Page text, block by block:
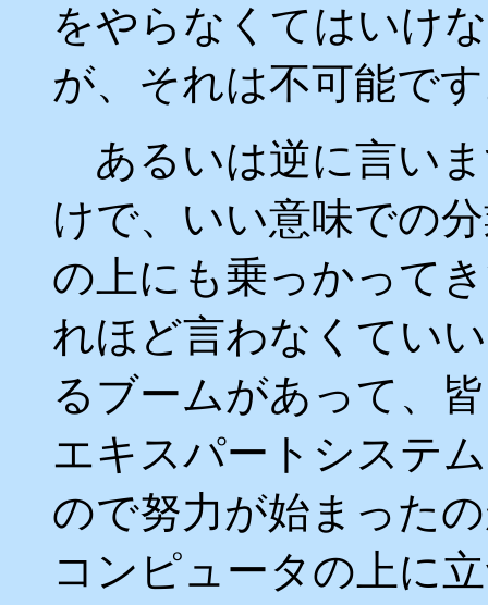
をやらなくてはいけ
が、それは不可能で
あるいは逆に言い
けで、いい意味での
の上にも乗っかって
れほど言わなくてい
るブームがあって、
エキスパートシステ
ので努力が始まった
コンピュータの上に